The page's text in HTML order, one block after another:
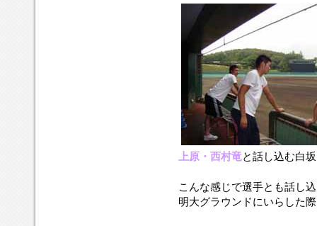
上原・西村竜と話し込む白
こんな感じで選手とも話し
明大グラウンドにいらした